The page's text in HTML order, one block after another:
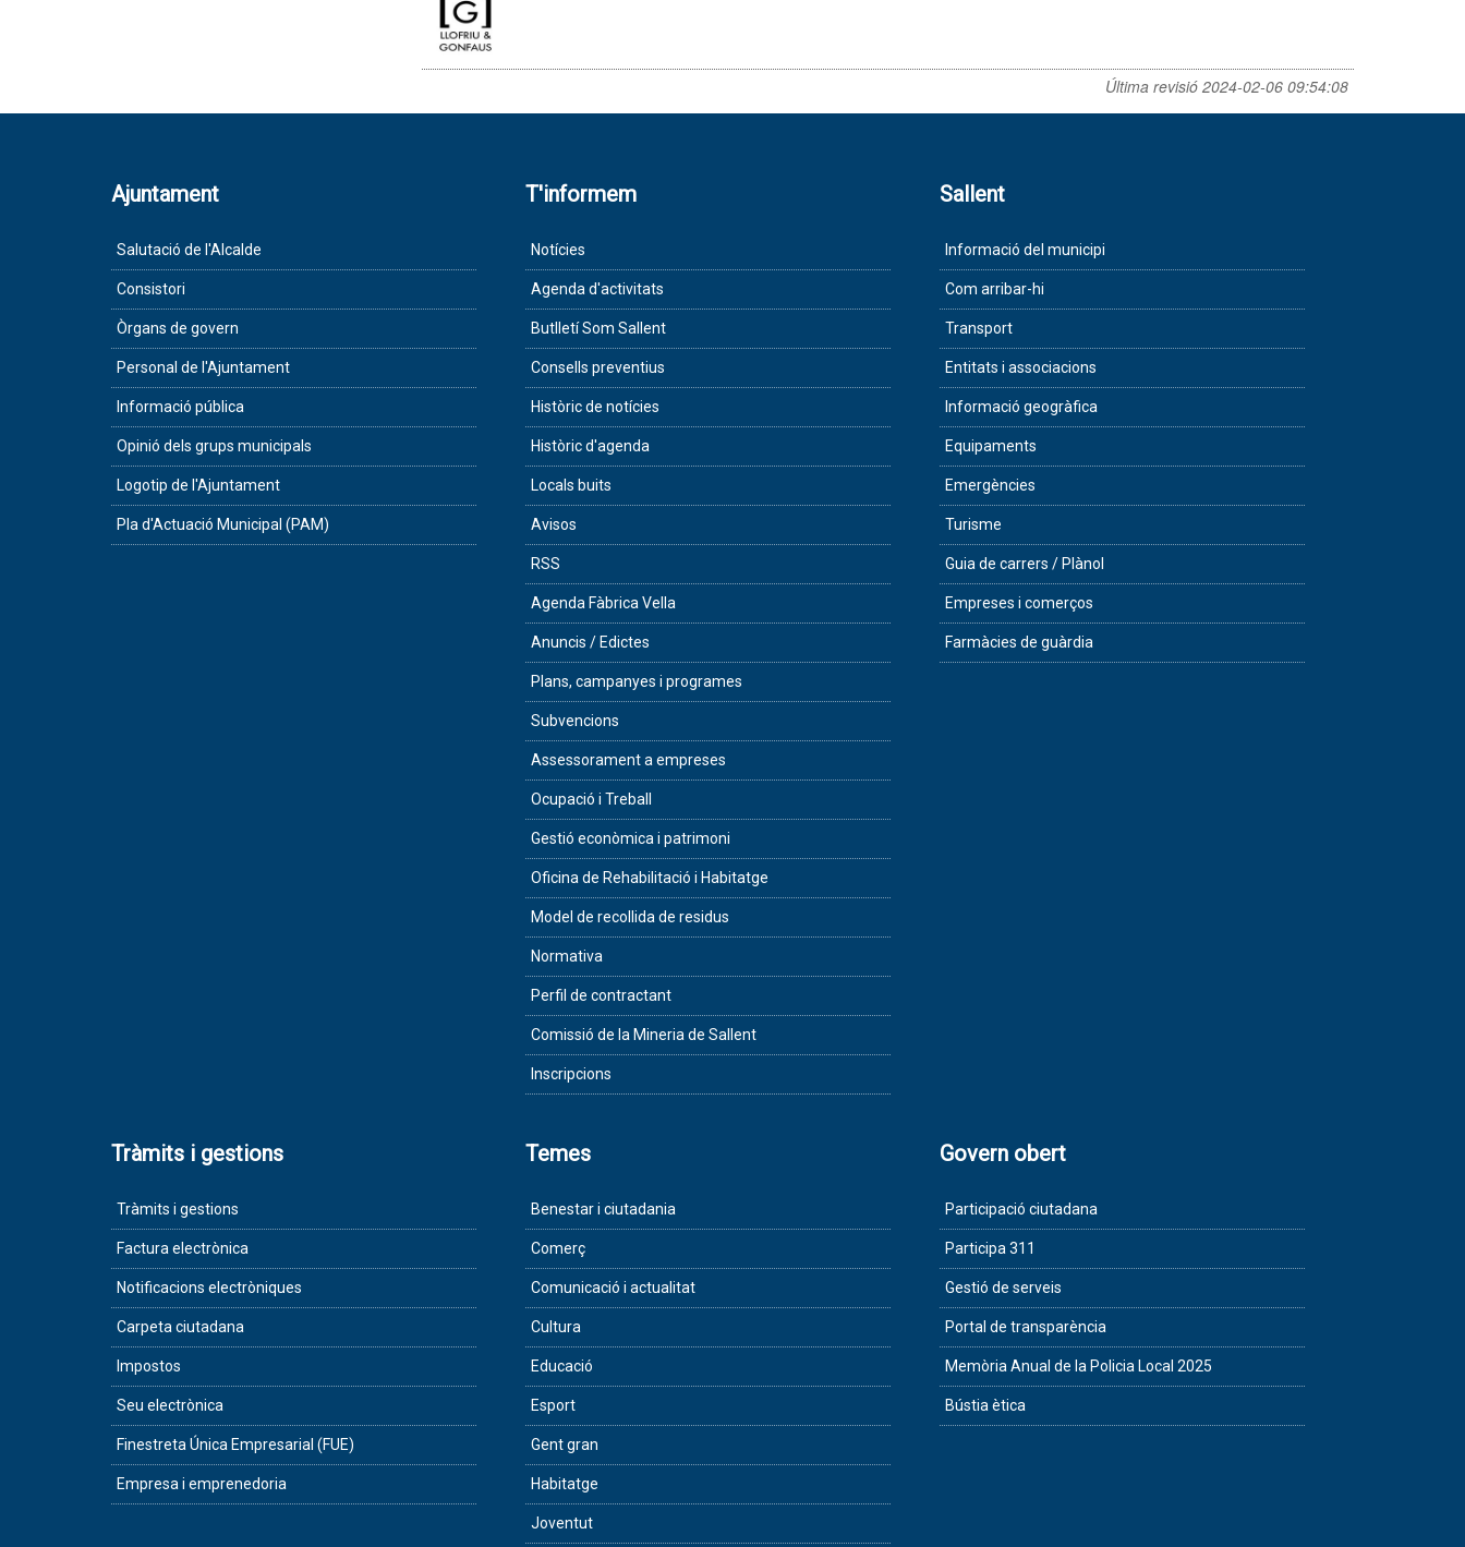
Última revisió 2024-02-06 09:54:08
Ajuntament
Salutació de l'Alcalde
Consistori
Òrgans de govern
Personal de l'Ajuntament
Informació pública
Opinió dels grups municipals
Logotip de l'Ajuntament
Pla d'Actuació Municipal (PAM)
T'informem
Notícies
Agenda d'activitats
Butlletí Som Sallent
Consells preventius
Històric de notícies
Històric d'agenda
Locals buits
Avisos
RSS
Agenda Fàbrica Vella
Anuncis / Edictes
Plans, campanyes i programes
Subvencions
Assessorament a empreses
Ocupació i Treball
Gestió econòmica i patrimoni
Oficina de Rehabilitació i Habitatge
Model de recollida de residus
Normativa
Perfil de contractant
Comissió de la Mineria de Sallent
Inscripcions
Sallent
Informació del municipi
Com arribar-hi
Transport
Entitats i associacions
Informació geogràfica
Equipaments
Emergències
Turisme
Guia de carrers / Plànol
Empreses i comerços
Farmàcies de guàrdia
Tràmits i gestions
Tràmits i gestions
Factura electrònica
Notificacions electròniques
Carpeta ciutadana
Impostos
Seu electrònica
Finestreta Única Empresarial (FUE)
Empresa i emprenedoria
Temes
Benestar i ciutadania
Comerç
Comunicació i actualitat
Cultura
Educació
Esport
Gent gran
Habitatge
Joventut
Govern obert
Participació ciutadana
Participa 311
Gestió de serveis
Portal de transparència
Memòria Anual de la Policia Local 2025
Bústia ètica